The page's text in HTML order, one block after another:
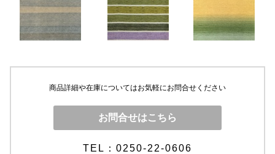
商品詳細や在庫についてはお気軽にお問合せください
お問合せはこちら
TEL：0250-22-0606